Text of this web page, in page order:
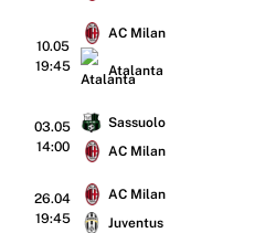
10.05
19:45
AC Milan
Atalanta
03.05
14:00
Sassuolo
AC Milan
26.04
19:45
AC Milan
Juventus